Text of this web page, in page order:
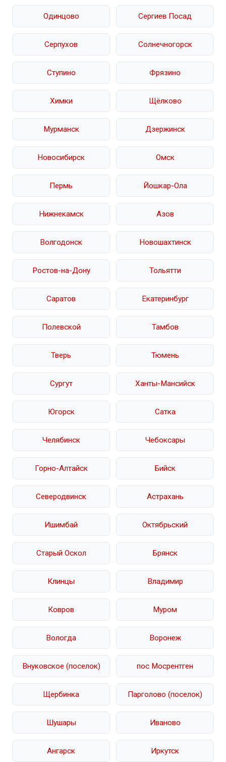
Одинцово Сергиев Посад
Серпухов Солнечногорск
Ступино Фрязино
Химки Щёлково
Мурманск Дзержинск
Новосибирск Омск
Пермь Йошкар-Ола
Нижнекамск Азов
Волгодонск Новошахтинск
Ростов-на-Дону Тольятти
Саратов Екатеринбург
Полевской Тамбов
Тверь Тюмень
Сургут Ханты-Мансийск
Югорск Сатка
Челябинск Чебоксары
Горно-Алтайск Бийск
Северодвинск Астрахань
Ишимбай Октябрьский
Старый Оскол Брянск
Клинцы Владимир
Ковров Муром
Вологда Воронеж
Внуковское (поселок) пос Мосрентген
Щербинка Парголово (поселок)
Шушары Иваново
Ангарск Иркутск